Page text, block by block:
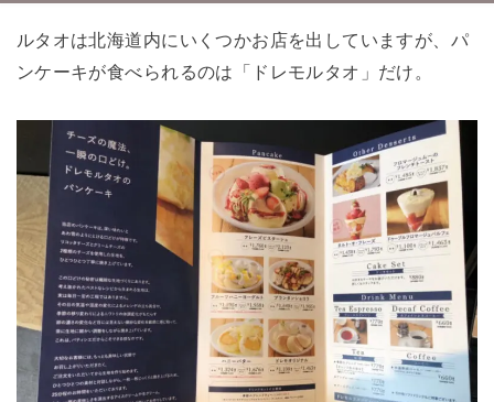
ルタオは北海道内にいくつかお店を出していますが、パ
ンケーキが食べられるのは「ドレモルタオ」だけ。